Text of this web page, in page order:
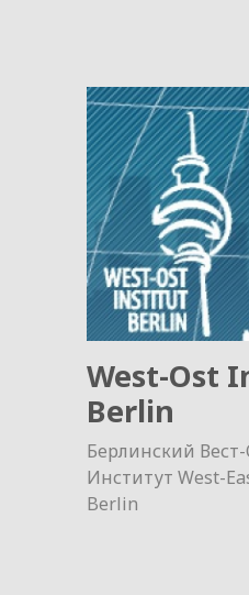
West-Ost
Berlin
Берлинский
Институт West-
Berlin